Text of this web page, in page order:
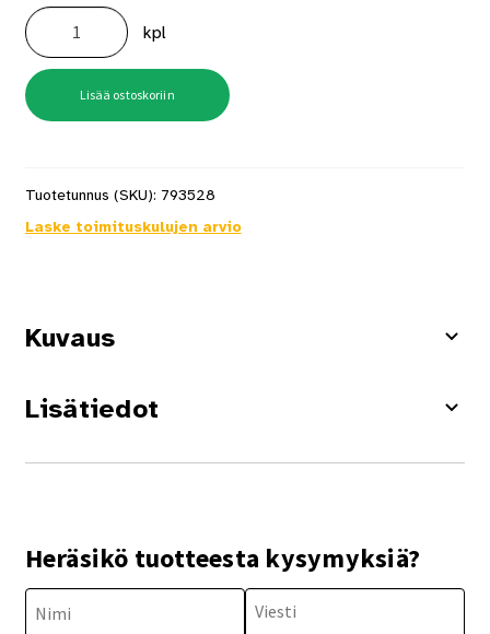
Lattiakaivon
kansi
SMEDBO
FV506
messinki
määrä
kpl
Lisää ostoskoriin
Tuotetunnus (SKU): 793528
Laske toimituskulujen arvio
Kuvaus
Lisätiedot
Heräsikö tuotteesta kysymyksiä?